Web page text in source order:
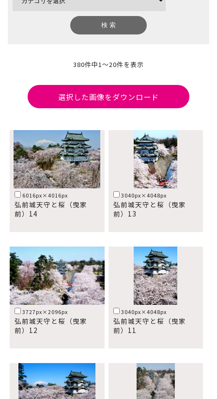
380件中1～20件を表示
選択した画像をダウンロード
6016px×4016px
弘前城天守と桜（曳家
前）14
3040px×4048px
弘前城天守と桜（曳家
前）13
3727px×2096px
弘前城天守と桜（曳家
前）12
3040px×4048px
弘前城天守と桜（曳家
前）11